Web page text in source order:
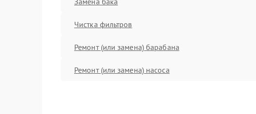
Чистка фильтров
Ремонт (или замена) барабана
Ремонт (или замена) насоса